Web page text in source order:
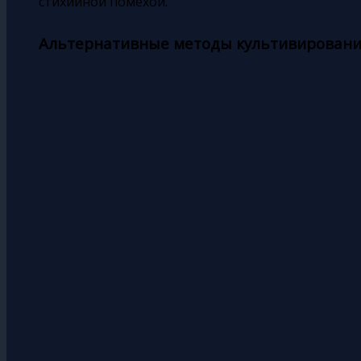
Альтернативные методы